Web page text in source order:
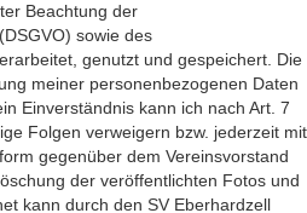
Beachtung der
sowie des
genutzt und gespeichert. Die
meiner personenbezogenen Daten
Einverständnis kann ich nach Art. 7
Folgen verweigern bzw. jederzeit mit
gegenüber dem Vereinsvorstand
der veröffentlichten Fotos und
kann durch den SV Eberhardzell